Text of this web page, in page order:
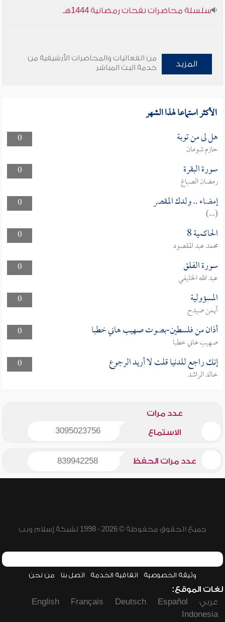
سلسلة محاضرات نفحات رمضانية 1444هـ
المزيد
من الفعاليات والمحاضرات الأرشيفية من
خدمة البث المباشر
الأكثر استماعا لهذا الشهر
0 هل لى من توبة
حازم شومان
0
سورة البقرة
رمضان الصباغ
0
إمضاء .. ولدك المقصر
(...)
0
الحاكمية 8
محمد عبد المقصود
0
سورة الفلق
عبد الله الخليفي
0
المسؤولية
أيمن صيدح
0
أذان من فلسطين-بصوت صهيب هاني خطبا
صهيب هاني خطبا
0
إنك راجع للدنيا قلت لا أريد الرجوع
خالد الراشد
عدد مرات
الاستماع 3095023756
عدد مرات الحفظ 839942258
جميع الحقوق محفوظة © 2026 - 1998 لشبكة إسلام ويب
وثيقة الخصوصية اتفاقية الخدمة اتصل بنا من نحن
لغات الموقع:
عربي
Español
Deutsch
Français
English
Indonesia